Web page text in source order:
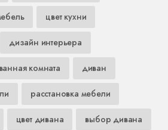
цвет кухни
дизайн интерьера
ванная комната диван
расстановка мебели
цвет дивана выбор дивана